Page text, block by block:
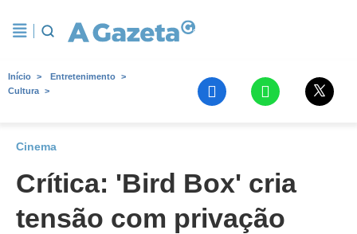
Início
Entretenimento
Cultura
Cinema
Crítica: 'Bird Box' cria
tensão com privação